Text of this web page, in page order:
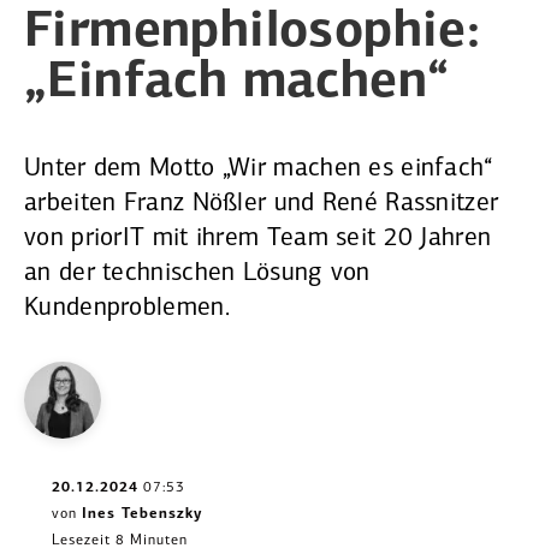
Firmen­phi­lo­sophie:
„Einfach machen“
Unter dem Motto „Wir machen es einfach“
arbeiten Franz Nößler und René Rassnitzer
von priorIT mit ­ihrem Team seit 20 Jahren
an der technischen Lösung von
Kundenproblemen.
20.12.2024 07:53
von
Ines Tebenszky
Lesezeit 8 Minuten